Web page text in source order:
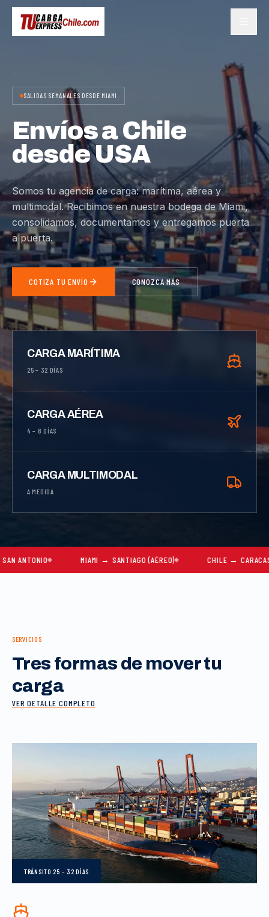
SALIDAS SEMANALES DESDE MIAMI
Envíos a Chile
desde USA
Somos tu agencia de carga: marítima, aérea y
multimodal. Recibimos en nuestra bodega de Miami,
consolidamos, documentamos y entregamos puerta
a puerta.
COTIZA TU ENVÍO CONOZCA MÁS
CARGA MARÍTIMA
25 – 32 DÍAS
CARGA AÉREA
4 – 8 DÍAS
CARGA MULTIMODAL
A MEDIDA
MIAMI → SANTIAGO (AÉREO) CHILE → CARACAS
SERVICIOS
Tres formas de mover tu
carga
VER DETALLE COMPLETO
TRÁNSITO 25 – 32 DÍAS